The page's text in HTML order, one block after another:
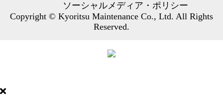
ソーシャルメディア・ポリシー
Copyright © Kyoritsu Maintenance Co., Ltd. All Rights
Reserved.